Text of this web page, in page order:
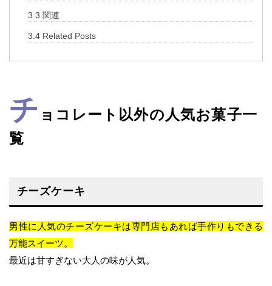
3.3 関連
3.4 Related Posts
チ ョコレート以外の人気お菓子一
覧
チーズケーキ
男性に人気のチーズケーキは専門店もあれば手作りもできる
万能スイーツ。
最近は甘すぎない大人の味が人気。